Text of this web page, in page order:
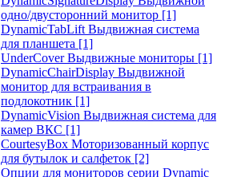
одно/двусторонний монитор [1]
DynamicTabLift Выдвижная система
для планшета [1]
UnderCover Выдвижные мониторы [1]
DynamicChairDisplay Выдвижной
монитор для встраивания в
подлокотник [1]
DynamicVision Выдвижная система для
камер ВКС [1]
CourtesyBox Моторизованный корпус
для бутылок и салфеток [2]
Опции для мониторов серии Dynamic